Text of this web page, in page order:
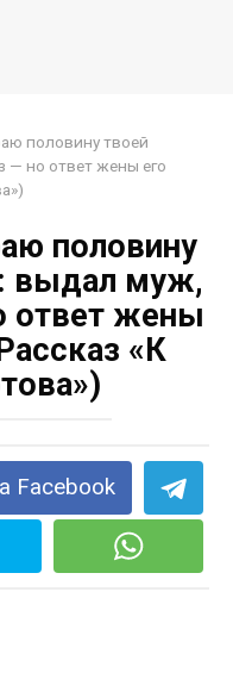
половину твоей
— но ответ жены его
половину
выдал муж,
ответ жены
«К
Facebook